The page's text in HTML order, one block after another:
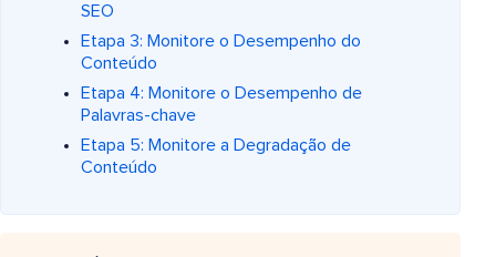
SEO
Etapa 3: Monitore o Desempenho do
Conteúdo
Etapa 4: Monitore o Desempenho de
Palavras-chave
Etapa 5: Monitore a Degradação de
Conteúdo